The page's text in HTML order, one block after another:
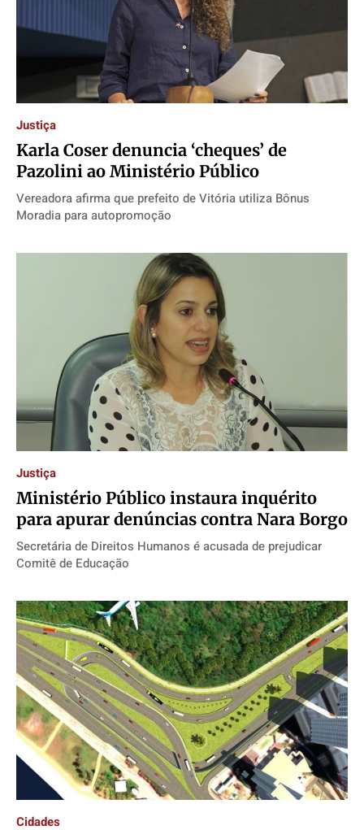
Justiça
Karla Coser denuncia ‘cheques’ de
Pazolini ao Ministério Público
Vereadora afirma que prefeito de Vitória utiliza Bônus
Moradia para autopromoção
Justiça
Ministério Público instaura inquérito
para apurar denúncias contra Nara Borgo
Secretária de Direitos Humanos é acusada de prejudicar
Comitê de Educação
Cidades